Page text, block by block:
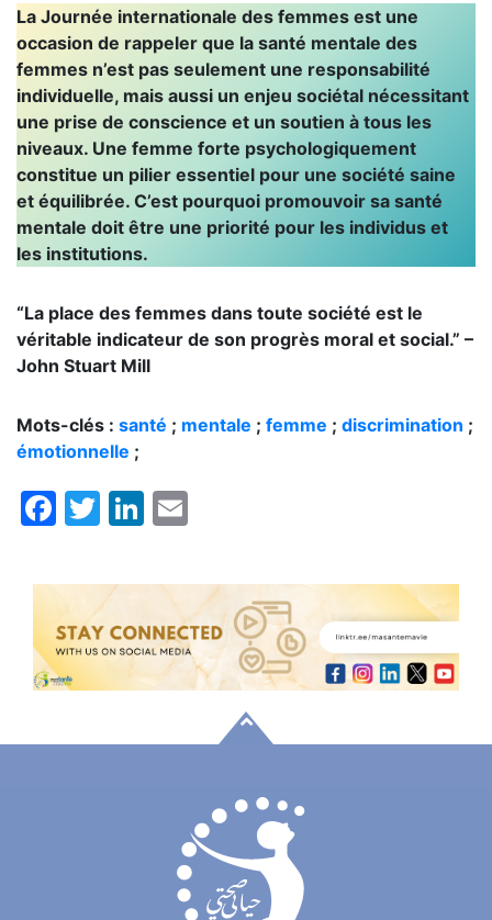
La Journée internationale des femmes est une
occasion de rappeler que la santé mentale des
femmes n’est pas seulement une responsabilité
individuelle, mais aussi un enjeu sociétal nécessitant
une prise de conscience et un soutien à tous les
niveaux. Une femme forte psychologiquement
constitue un pilier essentiel pour une société saine
et équilibrée. C’est pourquoi promouvoir sa santé
mentale doit être une priorité pour les individus et
les institutions.
“La place des femmes dans toute société est le
véritable indicateur de son progrès moral et social.” –
John Stuart Mill
Mots-clés : santé ; mentale ; femme ; discrimination ;
émotionnelle ;
Facebook
TwitterLinkedIn